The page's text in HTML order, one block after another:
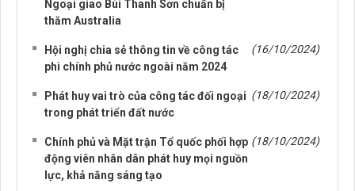
Ngoại giao Bùi Thanh Sơn chuẩn bị
thăm Australia
Hội nghị chia sẻ thông tin về công tác
phi chính phủ nước ngoài năm 2024
(16/10/2024)
Phát huy vai trò của công tác đối ngoại
trong phát triển đất nước
(18/10/2024)
Chính phủ và Mặt trận Tổ quốc phối hợp
động viên nhân dân phát huy mọi nguồn
lực, khả năng sáng tạo
(18/10/2024)